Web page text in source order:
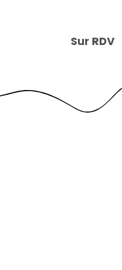
Sur RDV